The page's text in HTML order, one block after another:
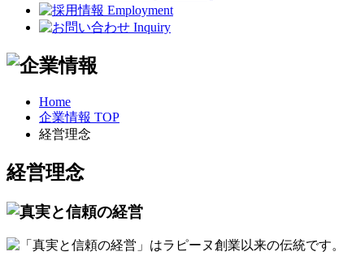
Home
企業情報 TOP
経営理念
経営理念